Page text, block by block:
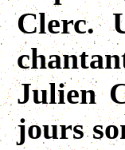
Clerc.
Julien
jours